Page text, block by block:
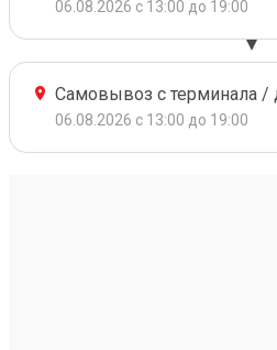
06.08.2026 с 13:00 до 19:00
Самовывоз с терминала /
06.08.2026 с 13:00 до 19:00